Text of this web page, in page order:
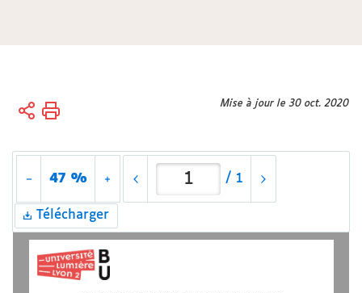
Vous
Accueil Mise à jour le 30 oct. 2020
47 % / 1
Télécharger